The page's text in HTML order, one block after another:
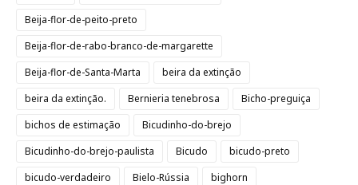
Beija-flor-de-peito-preto
Beija-flor-de-rabo-branco-de-margarette
Beija-flor-de-Santa-Marta
beira da extinção
beira da extinção.
Bernieria tenebrosa
Bicho-preguiça
bichos de estimação
Bicudinho-do-brejo
Bicudinho-do-brejo-paulista
Bicudo
bicudo-preto
bicudo-verdadeiro
Bielo-Rússia
bighorn